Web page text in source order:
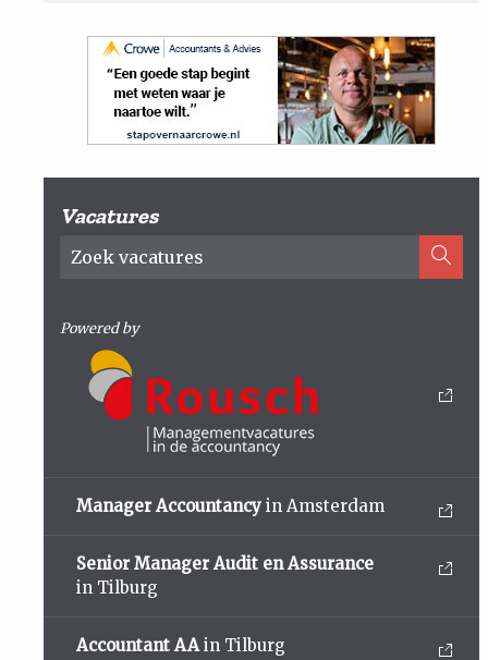
Vacatures
Powered by
Manager Accountancy in Amsterdam
Senior Manager Audit en Assurance
in Tilburg
Accountant AA in Tilburg